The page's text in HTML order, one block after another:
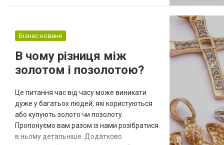
найкращим вибором. Косметика Davines:
Відновлення та захист. Один із ключов...
Бізнес новини
В чому різниця між
золотом і позолотою?
Це питання час від часу може виникати
дуже у багатьох людей, які користуються
або купують золото чи позолоту.
Пропонуємо вам разом із нами розібратися
в ньому детальніше. Додатково